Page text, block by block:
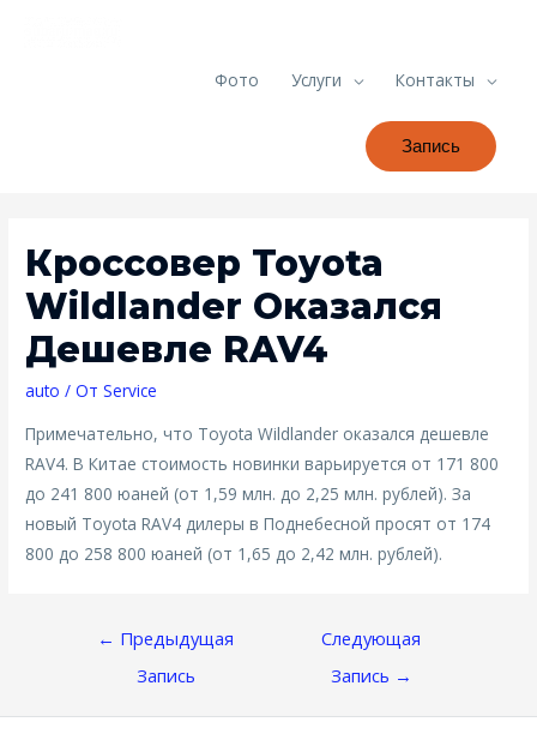
Фото Услуги Контакты
Запись
Кроссовер Toyota
Wildlander Оказался
Дешевле RAV4
auto / От Service
Примечательно, что Toyota Wildlander оказался дешевле
RAV4. В Китае стоимость новинки варьируется от 171 800
до 241 800 юаней (от 1,59 млн. до 2,25 млн. рублей). За
новый Toyota RAV4 дилеры в Поднебесной просят от 174
800 до 258 800 юаней (от 1,65 до 2,42 млн. рублей).
Навигация
Записям
← Предыдущая
Запись
Следующая
Запись →